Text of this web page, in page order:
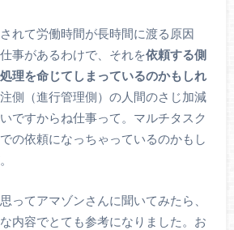
れて労働時間が長時間に渡る原因
事があるわけで、それを依頼する側
理を命じてしまっているのかもしれ
側（進行管理側）の人間のさじ加減
ですからね仕事って。マルチタスク
の依頼になっちゃっているのかもし
ってアマゾンさんに聞いてみたら、
内容でとても参考になりました。お